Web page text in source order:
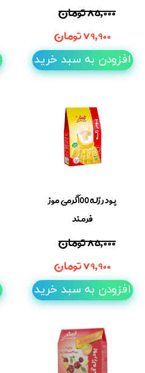
۸۵,۰۰۰ تومان
۷۹,۹۰۰ تومان
افزودن به سبد خرید
پودر ژله 100گرمی موز
فرمند
۸۵,۰۰۰ تومان
۷۹,۹۰۰ تومان
افزودن به سبد خرید